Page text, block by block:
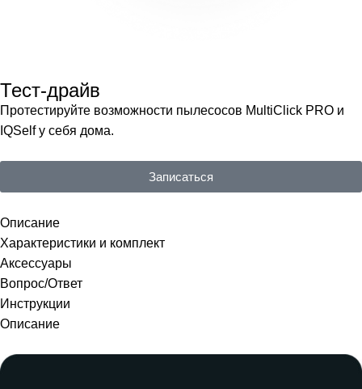
Тест-драйв
Протестируйте возможности пылесосов MultiClick PRO и
IQSelf у себя дома.
Записаться
Описание
Характеристики и комплект
Аксессуары
Вопрос/Ответ
Инструкции
Описание